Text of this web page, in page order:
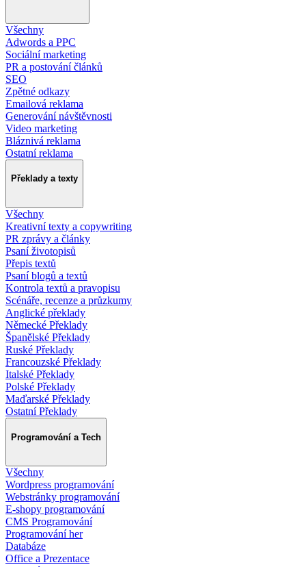
Všechny
Adwords a PPC
Sociální marketing
PR a postování článků
SEO
Zpětné odkazy
Emailová reklama
Generování návštěvnosti
Video marketing
Bláznivá reklama
Ostatní reklama
Překlady a texty
Všechny
Kreativní texty a copywriting
PR zprávy a články
Psaní životopisů
Přepis textů
Psaní blogů a textů
Kontrola textů a pravopisu
Scénáře, recenze a průzkumy
Anglické překlady
Německé Překlady
Španělské Překlady
Ruské Překlady
Francouzské Překlady
Italské Překlady
Polské Překlady
Maďarské Překlady
Ostatní Překlady
Programování a Tech
Všechny
Wordpress programování
Webstránky programování
E-shopy programování
CMS Programování
Programování her
Databáze
Office a Prezentace